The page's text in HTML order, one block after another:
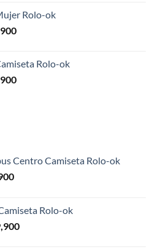
es:
$89,900.
Rolo-ok
El
es:
$89,900.
Rolo-ok
El
Centro Camiseta Rolo-ok
Rango
desde
$89,900
Rolo-ok
Rango